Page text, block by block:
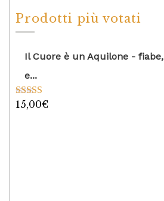
Prodotti più votati
Il Cuore è un Aquilone -
e...
Valutato
15,00€